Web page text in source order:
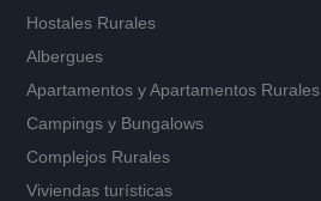
Hostales Rurales
Albergues
Apartamentos yApartamentos Rurales
Campings y Bungalows
Complejos Rurales
Viviendas turísticas